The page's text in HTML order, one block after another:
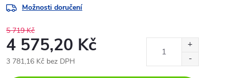
Možnosti doručení
5 719 Kč
4 575,20 Kč
3 781,16 Kč bez DPH